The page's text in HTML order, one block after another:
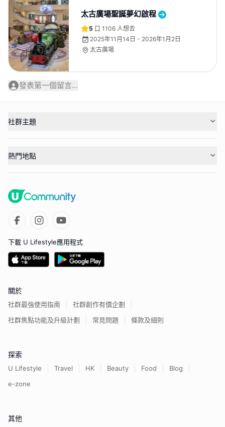
太古廣場聖誕夢幻啟程
5 1106 人想去
2025年11月14日 - 2026年1月2日
太古廣場
發表第一個留言...
社群主題
熱門地點
下載 U Lifestyle應用程式
關於
社群最強使用指南
社群創作有價企劃
社群焦點功能及升級計劃
常見問題 條款及細則
探索
U Lifestyle Travel HK Beauty Food
Blog
e-zone
其他